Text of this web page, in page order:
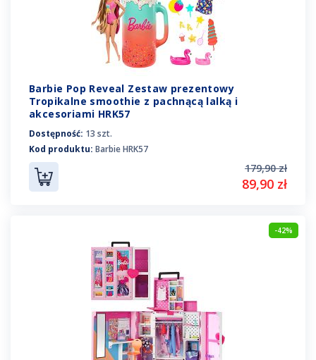
Barbie Pop Reveal Zestaw prezentowy
Tropikalne smoothie z pachnącą lalką i
akcesoriami HRK57
Dostępność: 13 szt.
Kod produktu: Barbie HRK57
179,90 zł
89,90 zł
-42%